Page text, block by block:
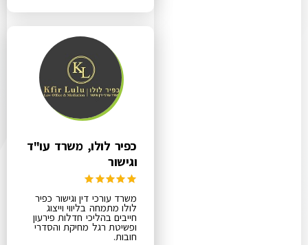
כפיר לולו, משרד עו"ד
וגישור
משרד עורכי דין וגישור כפיר
לולו מתמחה בליווי וייצוג
חייבים בהליכי חדלות פירעון
ופשיטת רגל מחיקת והסדרי
חובות.